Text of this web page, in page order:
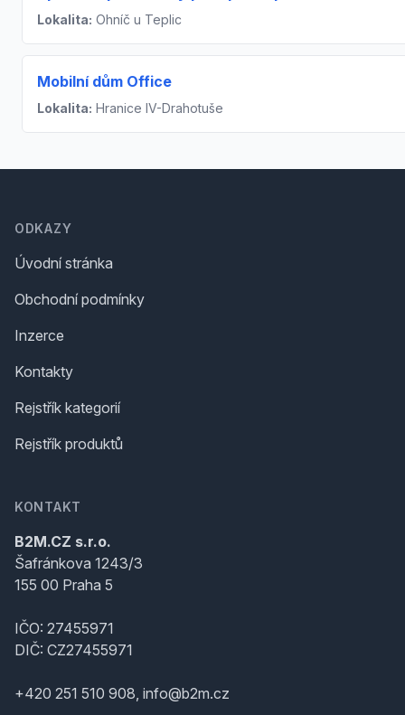
Lokalita: Ohníč u Teplic
Mobilní dům Office
Lokalita: Hranice IV-Drahotuše
ODKAZY
Úvodní stránka
Obchodní podmínky
Inzerce
Kontakty
Rejstřík kategorií
Rejstřík produktů
KONTAKT
B2M.CZ s.r.o.
Šafránkova 1243/3
155 00 Praha 5
IČO: 27455971
DIČ: CZ27455971
+420 251 510 908, info@b2m.cz